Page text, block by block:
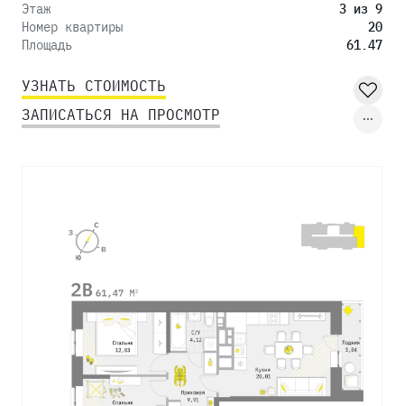
Этаж
3 из 9
Номер квартиры
20
Площадь
61.47
УЗНАТЬ СТОИМОСТЬ
ЗАПИСАТЬСЯ НА ПРОСМОТР